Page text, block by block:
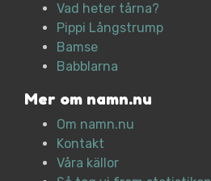
Vad heter tårna?
Pippi Långstrump
Bamse
Babblarna
Mer om namn.nu
Om namn.nu
Kontakt
Våra källor